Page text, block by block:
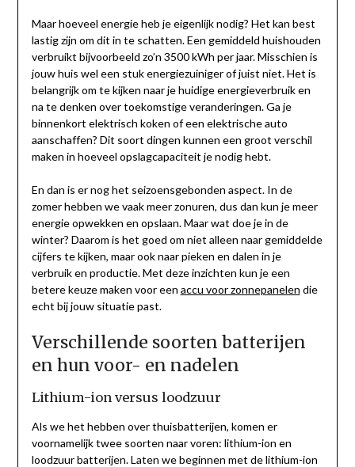
Maar hoeveel energie heb je eigenlijk nodig? Het kan best
lastig zijn om dit in te schatten. Een gemiddeld huishouden
verbruikt bijvoorbeeld zo’n 3500 kWh per jaar. Misschien is
jouw huis wel een stuk energiezuiniger of juist niet. Het is
belangrijk om te kijken naar je huidige energieverbruik en
na te denken over toekomstige veranderingen. Ga je
binnenkort elektrisch koken of een elektrische auto
aanschaffen? Dit soort dingen kunnen een groot verschil
maken in hoeveel opslagcapaciteit je nodig hebt.
En dan is er nog het seizoensgebonden aspect. In de
zomer hebben we vaak meer zonuren, dus dan kun je meer
energie opwekken en opslaan. Maar wat doe je in de
winter? Daarom is het goed om niet alleen naar gemiddelde
cijfers te kijken, maar ook naar pieken en dalen in je
verbruik en productie. Met deze inzichten kun je een
betere keuze maken voor een accu voor zonnepanelen die
echt bij jouw situatie past.
Verschillende soorten batterijen
en hun voor- en nadelen
Lithium-ion versus loodzuur
Als we het hebben over thuisbatterijen, komen er
voornamelijk twee soorten naar voren: lithium-ion en
loodzuur batterijen. Laten we beginnen met de lithium-ion